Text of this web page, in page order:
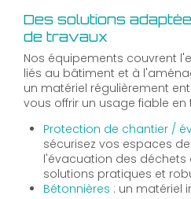
Des solutions
de travaux
Nos équipements couvrent
liés au bâtiment et à
un matériel régulièrement
vous offrir un usage fiable
Protection de chantier /
sécurisez vos espaces
l'évacuation des
solutions pratiques et
Bétonnières : un matériel